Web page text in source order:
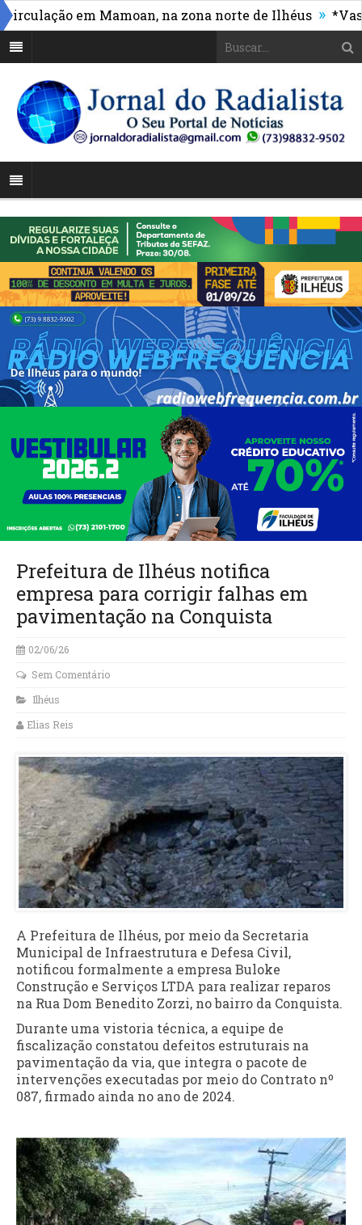
em Mamoan, na zona norte de Ilhéus » *Vasco
Prefeitura de Ilhéus notifica
empresa para corrigir falhas em
pavimentação na Conquista
02/06/26
Sem Comentário
Ilhéus
Elias Reis
A Prefeitura de Ilhéus, por meio da Secretaria
Municipal de Infraestrutura e Defesa Civil,
notificou formalmente a empresa Buloke
Construção e Serviços LTDA para realizar reparos
na Rua Dom Benedito Zorzi, no bairro da Conquista.
Durante uma vistoria técnica, a equipe de
fiscalização constatou defeitos estruturais na
pavimentação da via, que integra o pacote de
intervenções executadas por meio do Contrato nº
087, firmado ainda no ano de 2024.